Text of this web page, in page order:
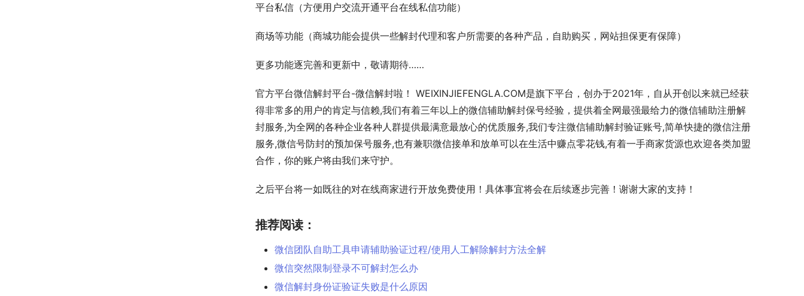
平台私信（方便用户交流开通平台在线私信功能）
商场等功能（商城功能会提供一些解封代理和客户所需要的各种产品，自助购买，网站担保更有保障）
更多功能逐完善和更新中，敬请期待……
官方平台微信解封平台-微信解封啦！ WEIXINJIEFENGLA.COM是旗下平台，创办于2021年，自从开创以来就已经获
得非常多的用户的肯定与信赖,我们有着三年以上的微信辅助解封保号经验，提供着全网最强最给力的微信辅助注册解
封服务,为全网的各种企业各种人群提供最满意最放心的优质服务,我们专注微信辅助解封验证账号,简单快捷的微信注册
服务,微信号防封的预加保号服务,也有兼职微信接单和放单可以在生活中赚点零花钱,有着一手商家货源也欢迎各类加盟
合作，你的账户将由我们来守护。
之后平台将一如既往的对在线商家进行开放免费使用！具体事宜将会在后续逐步完善！谢谢大家的支持！
推荐阅读：
微信团队自助工具申请辅助验证过程/使用人工解除解封方法全解
微信突然限制登录不可解封怎么办
微信解封身份证验证失败是什么原因